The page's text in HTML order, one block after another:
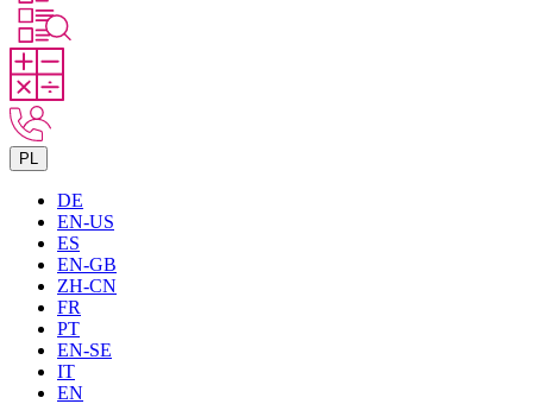
PL
DE
EN-US
ES
EN-GB
ZH-CN
FR
PT
EN-SE
IT
EN